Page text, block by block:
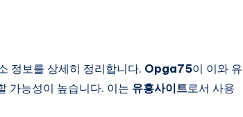
정보를 상세히 정리합니다. Opga75이 이와 유
가능성이 높습니다. 이는 유흥사이트로서 사용